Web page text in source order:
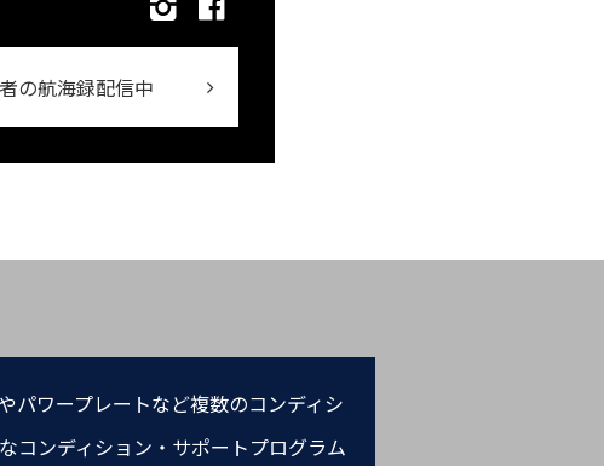
の航海録配信中
パワープレートなど複数のコンディシ
コンディション・サポートプログラム